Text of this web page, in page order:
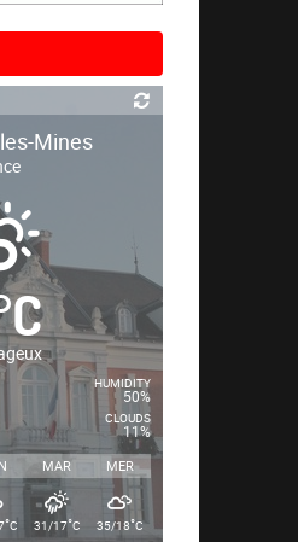
Mines
C
HUMIDITY
50%
CLOUDS
11%
MAR MER
°C 31/17°C 35/18°C